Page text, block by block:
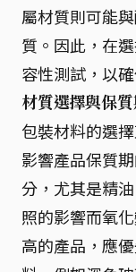
屬材質則可能
質。因此，在
容性測試，以
材質選擇與保
包裝材料的選
影響產品保質
分，尤其是精
照的影響而氧
高的產品，應